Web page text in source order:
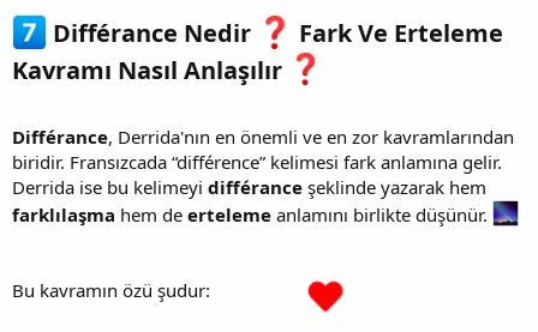
Différance Nedir
Fark Ve Erteleme
Kavramı Nasıl Anlaşılır
Différance, Derrida'nın en önemli ve en zor kavramlarından
biridir. Fransızcada “différence” kelimesi fark anlamına gelir.
Derrida ise bu kelimeyi différance şeklinde yazarak hem
farklılaşma hem de erteleme anlamını birlikte düşünür.
Bu kavramın özü şudur: